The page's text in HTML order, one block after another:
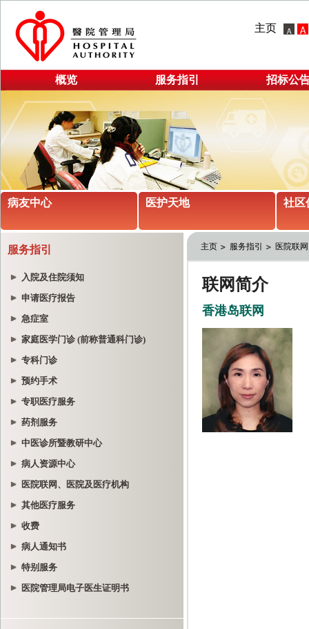
主页
概览 服务指引 招标公
病友中心 医护天地 社区
服务指引
入院及住院须知
申请医疗报告
急症室
家庭医学门诊 (前称普通科门诊)
专科门诊
预约手术
专职医疗服务
药剂服务
中医诊所暨教研中心
病人资源中心
医院联网、医院及医疗机构
其他医疗服务
收费
病人通知书
特别服务
医院管理局电子医生证明书
主页 服务指引 医院联